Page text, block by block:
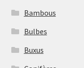
Bambous
Bulbes
Buxus